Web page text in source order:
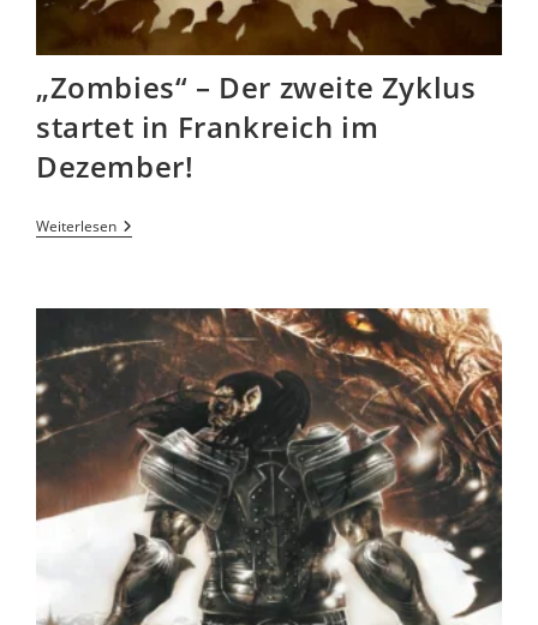
„Zombies“ – Der zweite Zyklus
startet in Frankreich im
Dezember!
Weiterlesen